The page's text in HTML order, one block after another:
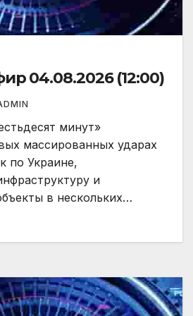
04.08.2026 (12:00)
минут»
массированных ударах
по Украине,
и
в нескольких…